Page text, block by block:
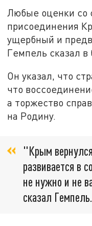
Любые оценки со
присоединения
ущербный и
Гемпель сказал
Он указал, что
что
а торжество
на Родину.
"Крым
развивается в
не нужно и не
сказал Гемпель.